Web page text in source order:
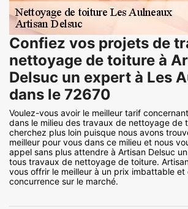
Confiez vos projets de
nettoyage de toiture à
Delsuc un expert à Les
dans le 72670
Voulez-vous avoir le meilleur tarif
dans le milieu des travaux de nettoyage de
cherchez plus loin puisque nous avons
meilleur pour vous dans ce milieu et nous
appel sans plus attendre à Artisan Delsuc
tous travaux de nettoyage de toiture.
vous offrir le meilleur à un prix imbattable
concurrence sur le marché.